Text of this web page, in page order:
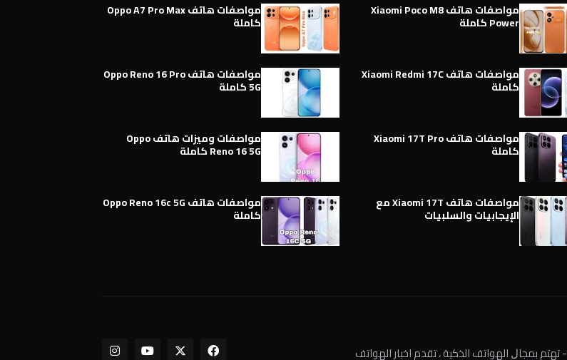
مواصفات هاتف Xiaomi Poco M8
Power كاملة
مواصفات هاتف Xiaomi Redmi 17C
كاملة
مواصفات هاتف Xiaomi 17T Pro
كاملة
مواصفات هاتف Xiaomi 17T مع
الإيجابيات والسلبيات
مواصفات هاتف Oppo A7 Pro Max
كاملة
مواصفات هاتف Oppo Reno 16 Pro
5G كاملة
مواصفات وميزات هاتف Oppo
Reno 16 5G كاملة
مواصفات هاتف Oppo Reno 16c 5G
كاملة
عالم الهواتف الذكية World of Mobile - ﺗﻬﺘﻢ ﺑﻤﺠﺎﻝ الهواتف الذكية ، تقدم اخبار الهواتف